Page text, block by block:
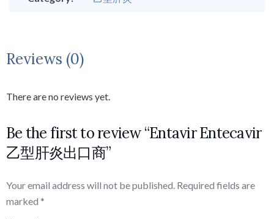
Reviews (0)
There are no reviews yet.
Be the first to review “Entavir Entecavir
乙型肝炎出口商”
Your email address will not be published. Required fields are
marked *